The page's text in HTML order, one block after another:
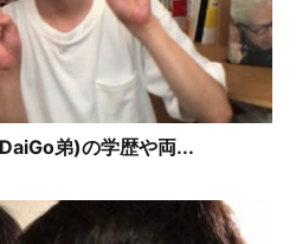
弟)の学歴や両...